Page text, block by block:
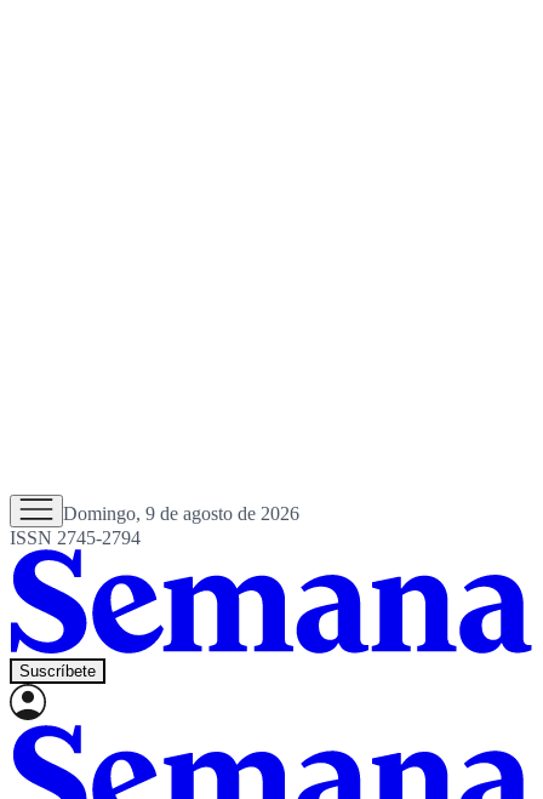
Domingo, 9 de agosto de 2026
ISSN 2745-2794
Suscríbete